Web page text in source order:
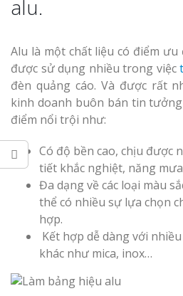
alu.
Alu là một chất liệu có điểm
được sử dụng nhiều trong việc
đèn quảng cáo. Và được rất
kinh doanh buôn bán tin
điểm nổi trội như:
Có độ bền cao, chịu được
tiết khắc nghiệt, năng
Đa dạng về các loại màu
thể có nhiều sự lựa chọn
hợp.
Kết hợp dễ dàng với
khác như mica, inox…